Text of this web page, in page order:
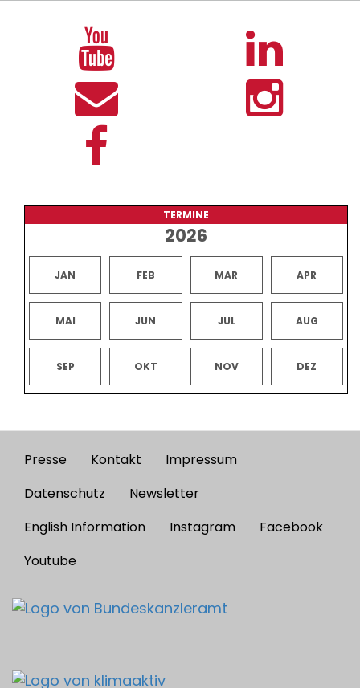
TERMINE
2026
JAN FEB MAR APR
MAI JUN JUL AUG
SEP OKT NOV DEZ
Footer
menu
Presse Kontakt
Impressum
Datenschutz
Newsletter
English Information
Instagram
Facebook
Youtube